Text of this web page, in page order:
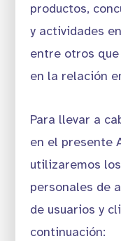
productos,
y actividades
entre otros
en la relación
Para llevar a
en el presente
utilizaremos
personales de
de usuarios y
continuación: